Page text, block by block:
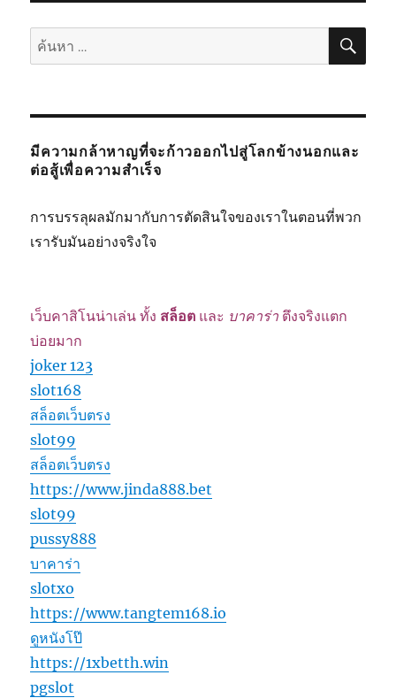
ค้นหา: ค้น
มีความกล้าหาญที่จะก้าวออกไปสู่โลกข้างนอกและ
ต่อสู้เพื่อความสำเร็จ
การบรรลุผลมักมากับการตัดสินใจของเราในตอนที่พวก
เรารับมันอย่างจริงใจ
เว็บคาสิโนน่าเล่น ทั้ง สล็อต และ บาคาร่า ตึงจริงแตก
บ่อยมาก
joker 123
slot168
สล็อตเว็บตรง
slot99
สล็อตเว็บตรง
https://www.jinda888.bet
slot99
pussy888
บาคาร่า
slotxo
https://www.tangtem168.io
ดูหนังโป๊
https://1xbetth.win
pgslot